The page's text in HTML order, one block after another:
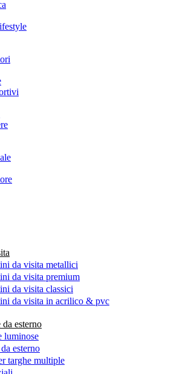
da visita metallici
da visita premium
da visita classici
da visita in acrilico & pvc
da esterno
luminose
esterno
targhe multiple